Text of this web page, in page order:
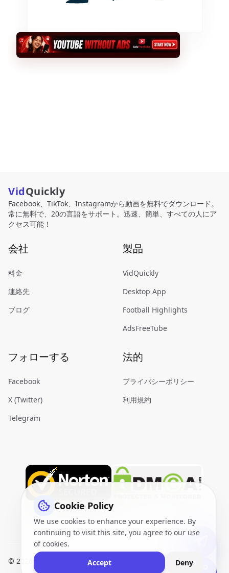
VidQuickly
Facebook、TikTok、Instagramから動画を無料でダウンロード。
常に無料で、20の言語をサポート。迅速、簡単、すべての人にア
クセス可能！
会社
料金
連絡先
ブログ
製品
VidQuickly
Desktop App
Football Highlights
AdsFreeTube
フォローする
Facebook
X (Twitter)
Telegram
法的
プライバシーポリシー
利用規約
© 2026 VidQuickly.com™. All Rights Reserved. Sitemap
Cookie Policy
We use cookies to enhance your experience. By
continuing to visit this site, you agree to our use
of cookies.
Accept
Deny